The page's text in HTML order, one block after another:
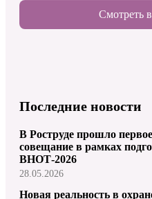
Смотреть
Последние новости
В Роструде прошло
совещание в рамках
ВНОТ-2026
28.05.2026
Новая реальность в